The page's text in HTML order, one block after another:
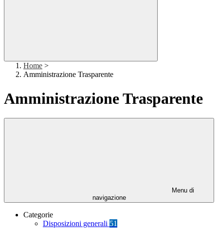
Home >
Amministrazione Trasparente
Amministrazione Trasparente
Menu di
navigazione
Categorie
Disposizioni generali 51